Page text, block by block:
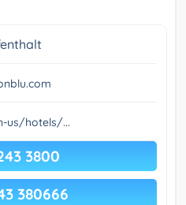
us/hotels/...
3800
380666